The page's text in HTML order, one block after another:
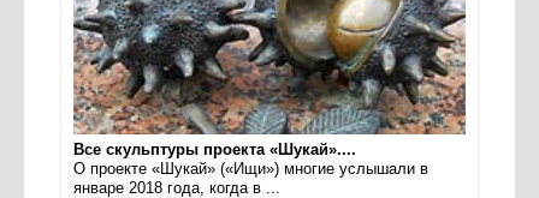
Все скульптуры проекта «Шукай»....
О проекте «Шукай» («Ищи») многие услышали в
январе 2018 года, когда в ...